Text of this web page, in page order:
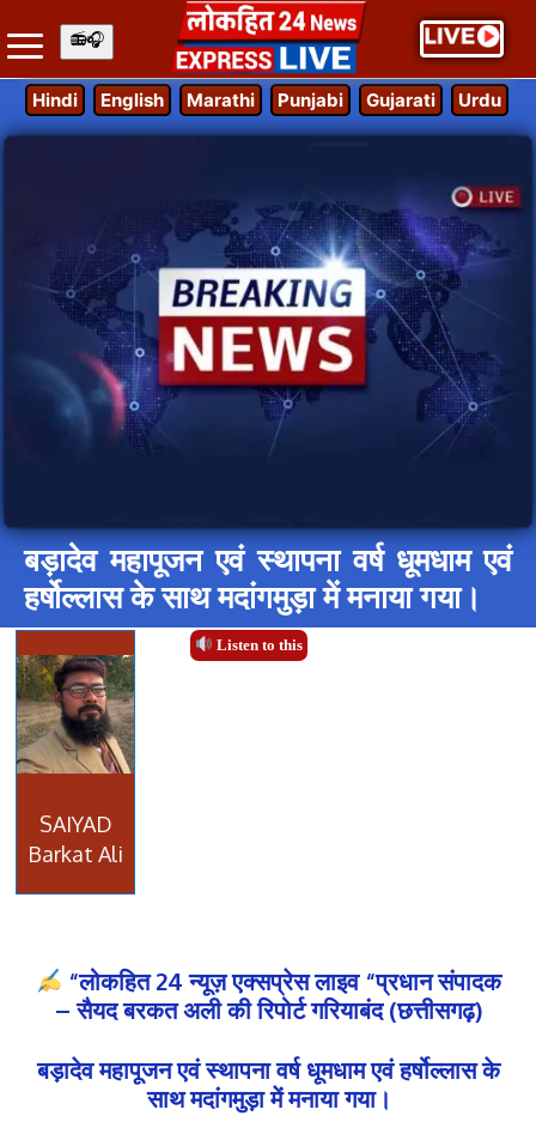
Hindi English Marathi Punjabi Gujarati Urdu
बड़ादेव महापूजन एवं स्थापना वर्ष धूमधाम एवं
हर्षोल्लास के साथ मदांगमुड़ा में मनाया गया।
Listen to this
SAIYAD
Barkat Ali
“लोकहित 24 न्यूज़ एक्सप्रेस लाइव “प्रधान संपादक
– सैयद बरकत अली की रिपोर्ट गरियाबंद (छत्तीसगढ़)
बड़ादेव महापूजन एवं स्थापना वर्ष धूमधाम एवं हर्षोल्लास के
साथ मदांगमुड़ा में मनाया गया।